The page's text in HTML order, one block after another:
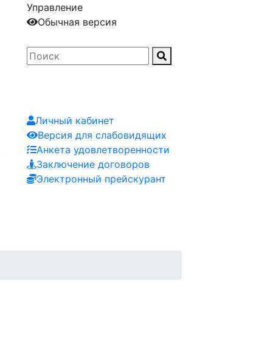
Управление
Обычная версия
Личный кабинет
Версия для слабовидящих
Анкета удовлетворенности
Заключение договоров
Электронный прейскурант